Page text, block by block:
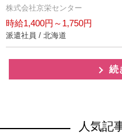
株式会社京栄センター
時給1,400円～1,750円
派遣社員 / 北海道
続
人気記